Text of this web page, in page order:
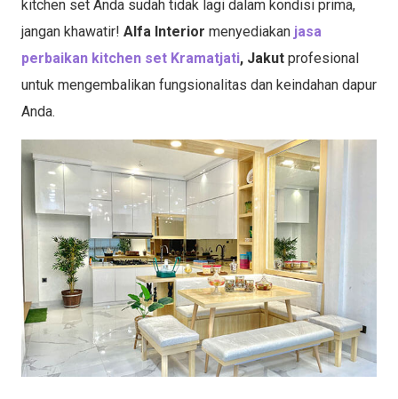
kitchen set Anda sudah tidak lagi dalam kondisi prima,
jangan khawatir! Alfa Interior menyediakan jasa
perbaikan kitchen set Kramatjati, Jakut profesional
untuk mengembalikan fungsionalitas dan keindahan dapur
Anda.